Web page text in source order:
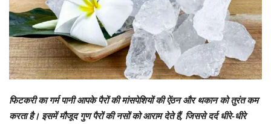
फिटकरी का गर्म पानी आपके पैरों की मांसपेशियों की ऐंठन और थकान को तुरंत कम
करता है। इसमें मौजूद गुण पैरों की नसों को आराम देते हैं, जिससे दर्द धीरे-धीरे